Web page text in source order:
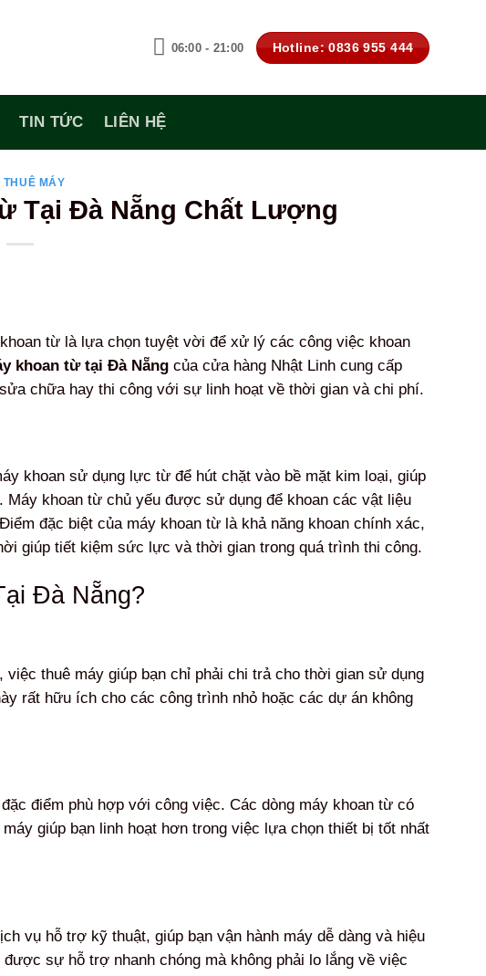
06:00 - 21:00 Hotline: 0836 955 444
TIN TỨC LIÊN HỆ
THUÊ MÁY
Tại Đà Nẵng Chất Lượng
từ là lựa chọn tuyệt vời để xử lý các công việc khoan
khoan từ tại Đà Nẵng của cửa hàng Nhật Linh cung cấp
chữa hay thi công với sự linh hoạt về thời gian và chi phí.
khoan sử dụng lực từ để hút chặt vào bề mặt kim loại, giúp
khoan từ chủ yếu được sử dụng để khoan các vật liệu
đặc biệt của máy khoan từ là khả năng khoan chính xác,
giúp tiết kiệm sức lực và thời gian trong quá trình thi công.
Đà Nẵng?
thuê máy giúp bạn chỉ phải chi trả cho thời gian sử dụng
rất hữu ích cho các công trình nhỏ hoặc các dự án không
điểm phù hợp với công việc. Các dòng máy khoan từ có
giúp bạn linh hoạt hơn trong việc lựa chọn thiết bị tốt nhất
vụ hỗ trợ kỹ thuật, giúp bạn vận hành máy dễ dàng và hiệu
sự hỗ trợ nhanh chóng mà không phải lo lắng về việc